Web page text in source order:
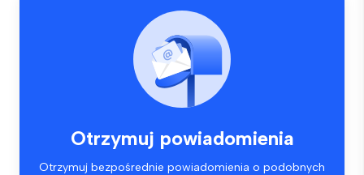
Otrzymuj powiadomienia
Otrzymuj bezpośrednie powiadomienia o podobnych